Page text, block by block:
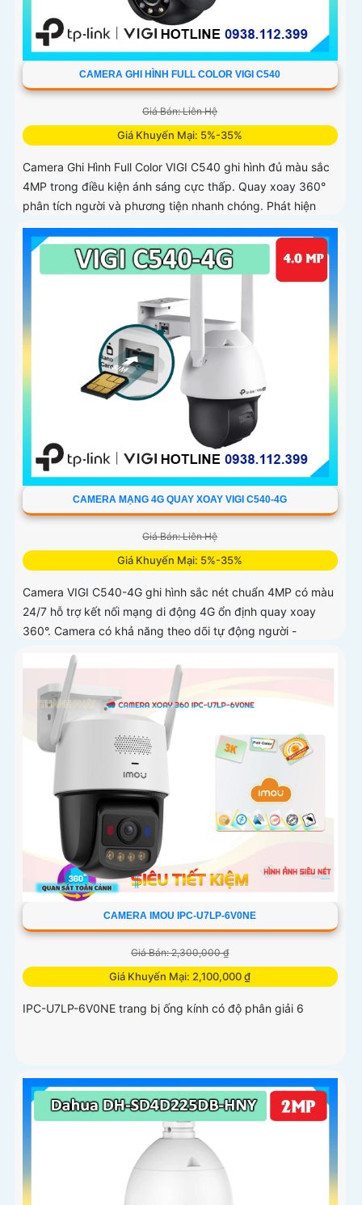
CAMERA GHI HÌNH FULL COLOR VIGI C540
Giá Bán: Liên Hệ
Giá Khuyến Mại: 5%-35%
Camera Ghi Hình Full Color VIGI C540 ghi hình đủ màu sắc
4MP trong điều kiện ánh sáng cực thấp. Quay xoay 360°
phân tích người và phương tiện nhanh chóng. Phát hiện
thông minh xâm nhập khu vực
CAMERA MẠNG 4G QUAY XOAY VIGI C540-4G
Giá Bán: Liên Hệ
Giá Khuyến Mại: 5%-35%
Camera VIGI C540-4G ghi hình sắc nét chuẩn 4MP có màu
24/7 hỗ trợ kết nối mạng di động 4G ổn định quay xoay
360°. Camera có khả năng theo dõi tự động người -
minh chống nước IP66 lưu trữ nội bộ công nghệ nén video
CAMERA IMOU IPC-U7LP-6V0NE
Giá Bán: 2,300,000 ₫
Giá Khuyến Mại: 2,100,000 ₫
IPC-U7LP-6V0NE trang bị ống kính có độ phân giải 6